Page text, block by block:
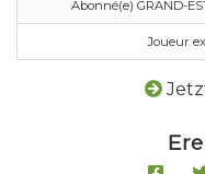
Abonné(e) GRAND-
Joueur